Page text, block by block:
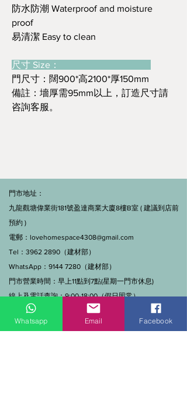
防水防潮 Waterproof and moisture
proof
易清潔 Easy to clean
尺寸 Size：
門尺寸：闊900*高2100*厚150mm
備註：墻厚需95mm以上，訂造尺寸請
咨詢客服。
門市地址：
九龍觀塘偉業街181號盈達商業大廈8樓B室 ( 建議到店前
預約 )
電郵： lovehomespace4308@gmail.com
Tel：3962 2890（建材部）
WhatsApp：9144 7280（建材部）
門市營業時間：早上11點到7點(星期一門市休息)
線上及電話查詢：9:00-18:00（假日照常）。
Whatsapp Email Facebook